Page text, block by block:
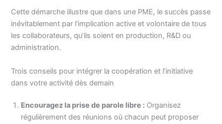
Cette démarche illustre que dans une PME, le succès passe
inévitablement par l’implication active et volontaire de tous
les collaborateurs, qu’ils soient en production, R&D ou
administration.
Trois conseils pour intégrer la coopération et l’initiative
dans votre activité dès demain
Encouragez la prise de parole libre : Organisez
régulièrement des réunions où chacun peut proposer